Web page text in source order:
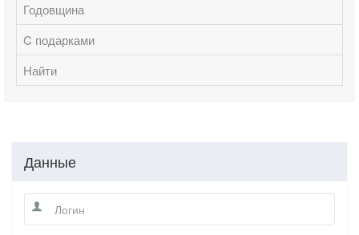
Годовщина
C подарками
Найти
Данные